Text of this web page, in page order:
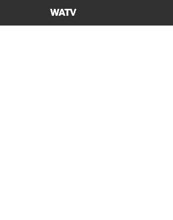
하나님의교회